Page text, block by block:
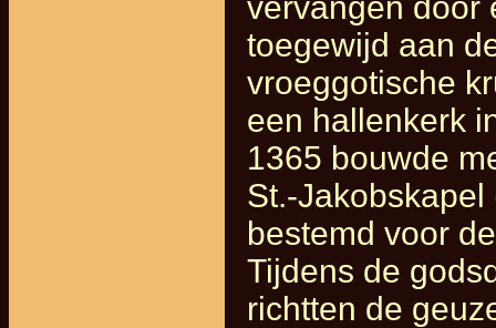
toegewijd aan
vroeggotische
een hallenkerk
1365 bouwde
St.-
bestemd voor
Tijdens de
richtten de